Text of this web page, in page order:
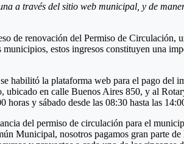
a través del sitio web municipal, y de
de renovación del Permiso de Circulación,
estos ingresos constituyen una
habilitó la plataforma web para el pago del
en calle Buenos Aires 850, y al
horas y sábado desde las 08:30 hasta las
del permiso de circulación para el
Municipal, nosotros pagamos gran parte